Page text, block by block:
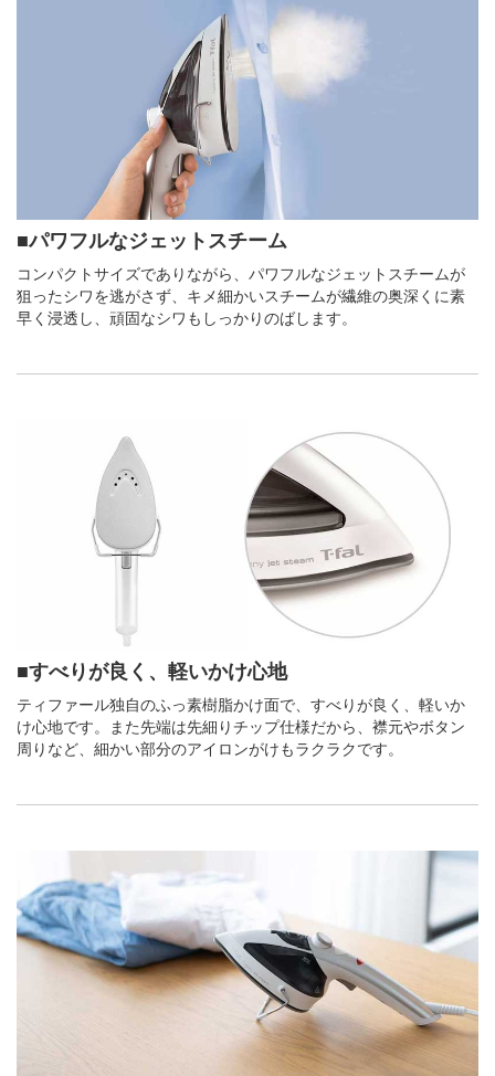
■パワフルなジェットスチーム
コンパクトサイズでありながら、パワフルなジェットスチームが
狙ったシワを逃がさず、キメ細かいスチームが繊維の奥深くに素
早く浸透し、頑固なシワもしっかりのばします。
■すべりが良く、軽いかけ心地
ティファール独自のふっ素樹脂かけ面で、すべりが良く、軽いか
け心地です。また先端は先細りチップ仕様だから、襟元やボタン
周りなど、細かい部分のアイロンがけもラクラクです。